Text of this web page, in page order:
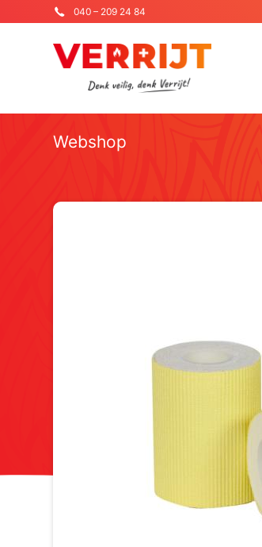
040 – 209 24 84
Webshop